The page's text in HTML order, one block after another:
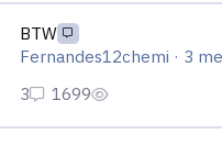
BTW
Fernandes12chemi · 3